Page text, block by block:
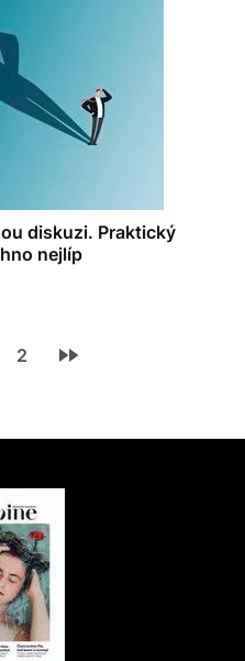
diskuzi. Praktický
nejlíp
2